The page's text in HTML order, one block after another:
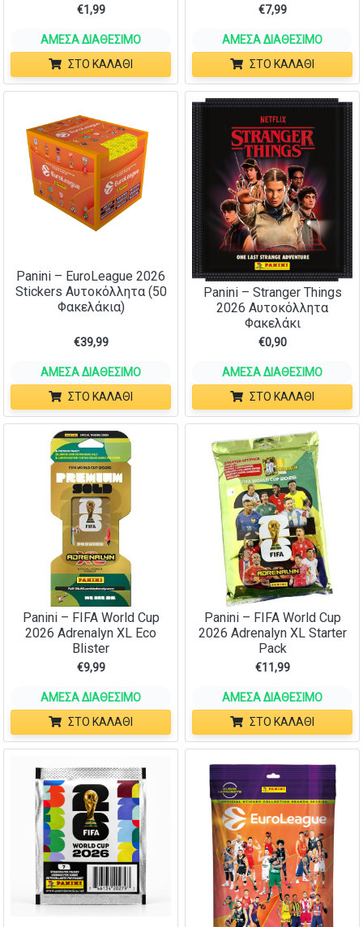
€1,99
ΆΜΕΣΑ ΔΙΑΘΈΣΙΜΟ
ΣΤΟ ΚΑΛΆΘΙ
€7,99
ΆΜΕΣΑ ΔΙΑΘΈΣΙΜΟ
ΣΤΟ ΚΑΛΆΘΙ
Panini – EuroLeague 2026
Stickers Αυτοκόλλητα (50
Φακελάκια)
€39,99
ΆΜΕΣΑ ΔΙΑΘΈΣΙΜΟ
ΣΤΟ ΚΑΛΆΘΙ
Panini – Stranger Things
2026 Αυτοκόλλητα
Φακελάκι
€0,90
ΆΜΕΣΑ ΔΙΑΘΈΣΙΜΟ
ΣΤΟ ΚΑΛΆΘΙ
Panini – FIFA World Cup
2026 Adrenalyn XL Eco
Blister
€9,99
ΆΜΕΣΑ ΔΙΑΘΈΣΙΜΟ
ΣΤΟ ΚΑΛΆΘΙ
Panini – FIFA World Cup
2026 Adrenalyn XL Starter
Pack
€11,99
ΆΜΕΣΑ ΔΙΑΘΈΣΙΜΟ
ΣΤΟ ΚΑΛΆΘΙ